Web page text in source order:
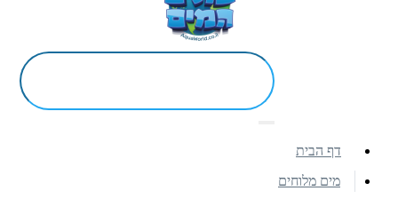
דף הבית
מים מלוחים